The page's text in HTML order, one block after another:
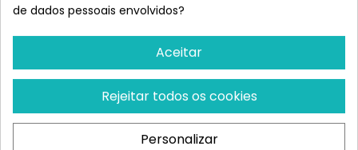
de dados pessoais envolvidos?
Aceitar
Rejeitar todos os cookies
Personalizar